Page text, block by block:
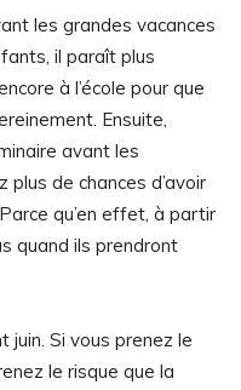
les grandes vacances
il paraît plus
à l’école pour que
Ensuite,
avant les
plus de chances d’avoir
qu’en effet, à partir
quand ils prendront
juin. Si vous prenez le
le risque que la